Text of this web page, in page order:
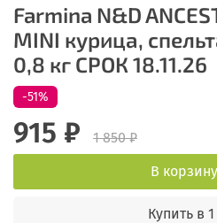
Farmina N&D
MINI курица,
0,8 кг СРОК 18.11.26
-51%
915 ₽
1 850 ₽
В корзину
Купить в